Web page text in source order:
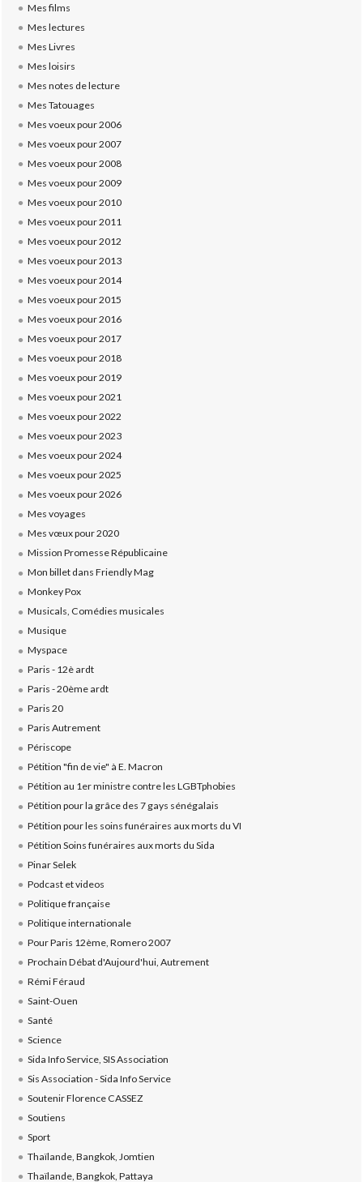
Mes films
Mes lectures
Mes Livres
Mes loisirs
Mes notes de lecture
Mes Tatouages
Mes voeux pour 2006
Mes voeux pour 2007
Mes voeux pour 2008
Mes voeux pour 2009
Mes voeux pour 2010
Mes voeux pour 2011
Mes voeux pour 2012
Mes voeux pour 2013
Mes voeux pour 2014
Mes voeux pour 2015
Mes voeux pour 2016
Mes voeux pour 2017
Mes voeux pour 2018
Mes voeux pour 2019
Mes voeux pour 2021
Mes voeux pour 2022
Mes voeux pour 2023
Mes voeux pour 2024
Mes voeux pour 2025
Mes voeux pour 2026
Mes voyages
Mes vœux pour 2020
Mission Promesse Républicaine
Mon billet dans Friendly Mag
Monkey Pox
Musicals, Comédies musicales
Musique
Myspace
Paris - 12è ardt
Paris - 20ème ardt
Paris 20
Paris Autrement
Périscope
Pétition "fin de vie" à E. Macron
Pétition au 1er ministre contre les LGBTphobies
Pétition pour la grâce des 7 gays sénégalais
Pétition pour les soins funéraires aux morts du VI
Pétition Soins funéraires aux morts du Sida
Pinar Selek
Podcast et videos
Politique française
Politique internationale
Pour Paris 12ème, Romero 2007
Prochain Débat d'Aujourd'hui, Autrement
Rémi Féraud
Saint-Ouen
Santé
Science
Sida Info Service, SIS Association
Sis Association - Sida Info Service
Soutenir Florence CASSEZ
Soutiens
Sport
Thaïlande, Bangkok, Jomtien
Thaïlande, Bangkok, Pattaya